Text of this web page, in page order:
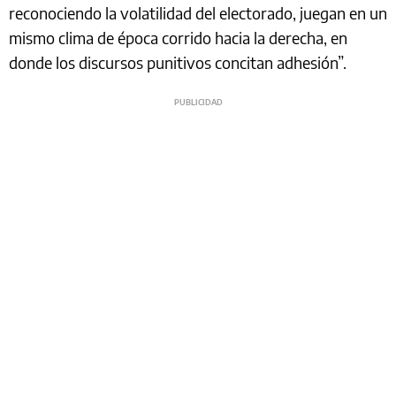
reconociendo la volatilidad del electorado, juegan en un
mismo clima de época corrido hacia la derecha, en
donde los discursos punitivos concitan adhesión”.